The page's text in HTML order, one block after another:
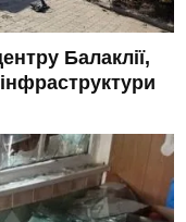
Балаклії,